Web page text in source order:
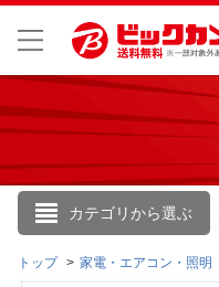
カテゴリから選ぶ
こん
トップ 家電・エアコン・照明